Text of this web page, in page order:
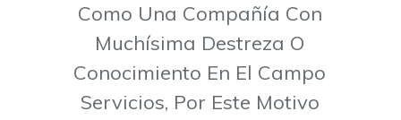
Como Una Compañía Con
Muchísima Destreza O
Conocimiento En El Campo
Servicios, Por Este Motivo